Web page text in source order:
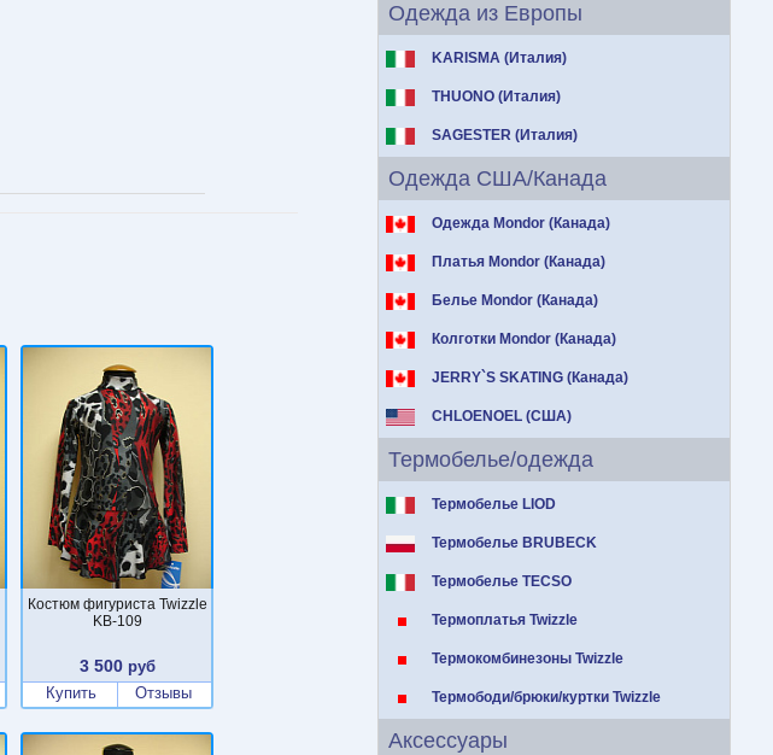
Одежда из Европы
KARISMA (Италия)
THUONO (Италия)
SAGESTER (Италия)
Одежда США/Канада
Одежда Mondor (Канада)
Платья Mondor (Канада)
Белье Mondor (Канада)
Колготки Mondor (Канада)
JERRY`S SKATING (Канада)
CHLOENOEL (США)
Термобелье/одежда
Термобелье LIOD
Термобелье BRUBECK
Термобелье TECSO
Термоплатья Twizzle
Термокомбинезоны Twizzle
Термободи/брюки/куртки Twizzle
Аксессуары
Костюм фигуриста Twizzle
KB-109
3 500руб
Купить
Отзывы